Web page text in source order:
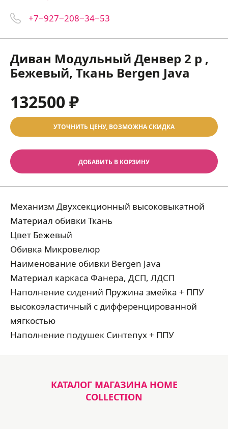
+7‒927‒208‒34‒53
Диван Модульный Денвер 2 р ,
Бежевый, Ткань Bergen Java
132500 ₽
УТОЧНИТЬ ЦЕНУ, ВОЗМОЖНА СКИДКА
ДОБАВИТЬ В КОРЗИНУ
Механизм Двухсекционный высоковыкатной
Материал обивки Ткань
Цвет Бежевый
Обивка Микровелюр
Наименование обивки Bergen Java
Материал каркаса Фанера, ДСП, ЛДСП
Наполнение сидений Пружина змейка + ППУ
высокоэластичный с дифференцированной
мягкостью
Наполнение подушек Синтепух + ППУ
КАТАЛОГ МАГАЗИНА HOME
COLLECTION